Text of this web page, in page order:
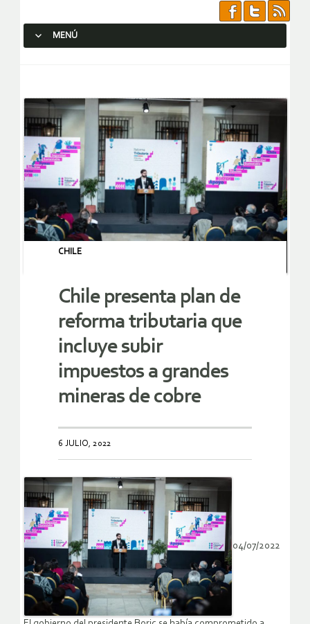
MENÚ
CHILE
Chile presenta plan de
reforma tributaria que
incluye subir
impuestos a grandes
mineras de cobre
6 JULIO, 2022
04/07/2022